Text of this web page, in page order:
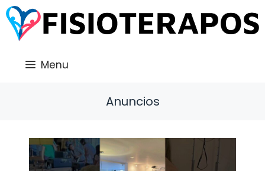
Saltar
al
contenido
Menu
Anuncios